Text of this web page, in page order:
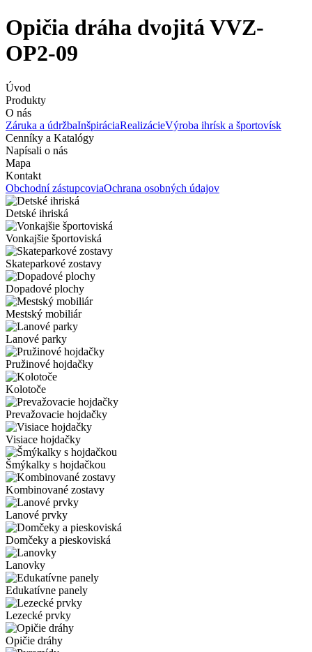
Opičia dráha dvojitá VVZ-
OP2-09
Úvod
Produkty
O nás
Záruka a údržbaInšpiráciaRealizácieVýroba ihrísk a športovísk
Cenníky a Katalógy
Napísali o nás
Mapa
Kontakt
Obchodní zástupcoviaOchrana osobných údajov
Detské ihriská
Vonkajšie športoviská
Skateparkové zostavy
Dopadové plochy
Mestský mobiliár
Lanové parky
Pružinové hojdačky
Kolotoče
Prevažovacie hojdačky
Visiace hojdačky
Šmýkalky s hojdačkou
Kombinované zostavy
Lanové prvky
Domčeky a pieskoviská
Lanovky
Edukatívne panely
Lezecké prvky
Opičie dráhy